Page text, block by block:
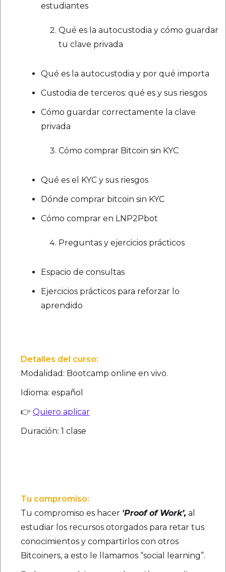
estudiantes
Qué es la autocustodia y cómo guardar
tu clave privada
Qué es la autocustodia y por qué importa
Custodia de terceros: qué es y sus riesgos
Cómo guardar correctamente la clave
privada
Cómo comprar Bitcoin sin KYC
Qué es el KYC y sus riesgos
Dónde comprar bitcoin sin KYC
Cómo comprar en LNP2Pbot
Preguntas y ejercicios prácticos
Espacio de consultas
Ejercicios prácticos para reforzar lo
aprendido
Detalles del curso:
Modalidad: Bootcamp online en vivo.
Idioma: español
👉 Quiero aplicar
Duración: 1 clase
Tu compromiso:
Tu compromiso es hacer 'Proof of Work’, al
estudiar los recursos otorgados para retar tus
conocimientos y compartirlos con otros
Bitcoiners, a esto le llamamos “social learning”.